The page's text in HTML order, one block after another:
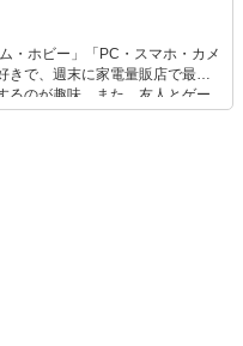
・ホビー」「PC・スマホ・カメ
きで、週末に家電量販店で最新
るのが趣味。また、友人とゲー
イトルやイベント情報もいち早